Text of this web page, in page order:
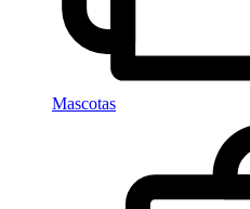
Mascotas